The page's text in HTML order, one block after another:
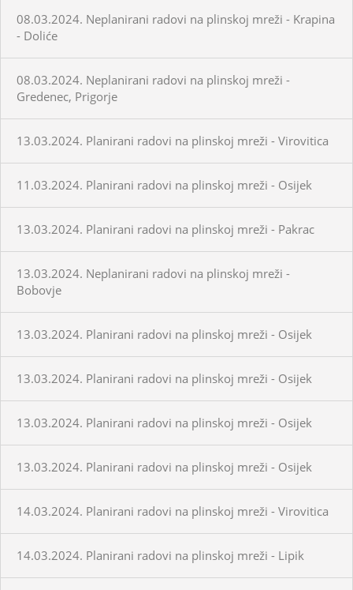
08.03.2024. Neplanirani radovi na plinskoj mreži - Krapina
- Doliće
08.03.2024. Neplanirani radovi na plinskoj mreži -
Gredenec, Prigorje
13.03.2024. Planirani radovi na plinskoj mreži - Virovitica
11.03.2024. Planirani radovi na plinskoj mreži - Osijek
13.03.2024. Planirani radovi na plinskoj mreži - Pakrac
13.03.2024. Neplanirani radovi na plinskoj mreži -
Bobovje
13.03.2024. Planirani radovi na plinskoj mreži - Osijek
13.03.2024. Planirani radovi na plinskoj mreži - Osijek
13.03.2024. Planirani radovi na plinskoj mreži - Osijek
13.03.2024. Planirani radovi na plinskoj mreži - Osijek
14.03.2024. Planirani radovi na plinskoj mreži - Virovitica
14.03.2024. Planirani radovi na plinskoj mreži - Lipik